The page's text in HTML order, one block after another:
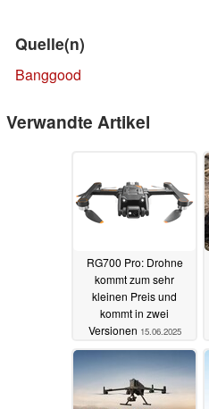
Quelle(n)
Banggood
Verwandte Artikel
RG700 Pro: Drohne
kommt zum sehr
kleinen Preis und
kommt in zwei
Versionen 15.06.2025